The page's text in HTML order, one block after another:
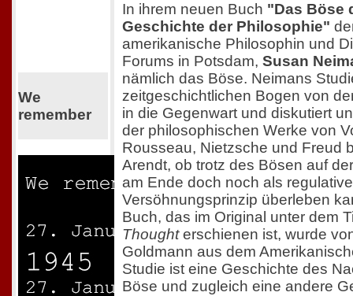
We
remember
In ihrem neuen Buch "Das Böse
Geschichte der Philosophie"
amerikanische Philosophin und
Forums in Potsdam, Susan
nämlich das Böse. Neimans
zeitgeschichtlichen Bogen von
in die Gegenwart und diskutiert
der philosophischen Werke von
Rousseau, Nietzsche und Freud
Arendt, ob trotz des Bösen auf
am Ende doch noch als
Versöhnungsprinzip überleben
Buch, das im Original unter dem
Thoughterschienen ist, wurde
Goldmann aus dem
Studie ist eine Geschichte des
Böse und zugleich eine andere